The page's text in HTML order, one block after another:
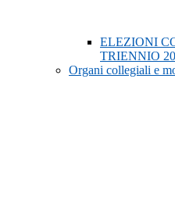
ELEZIONI
TRIENNIO
Organi collegiali e